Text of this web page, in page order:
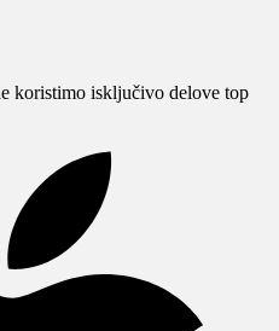
koristimo isključivo delove top